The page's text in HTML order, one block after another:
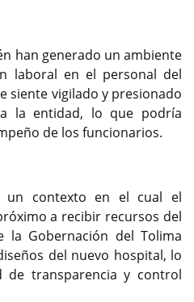
han generado un ambiente
laboral en el personal del
siente vigilado y presionado
la entidad, lo que podría
de los funcionarios.
contexto en el cual el
a recibir recursos del
la Gobernación del Tolima
del nuevo hospital, lo
de transparencia y control